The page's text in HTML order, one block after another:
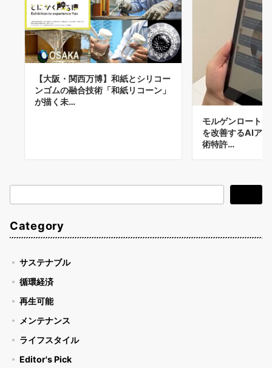
【大阪・関西万博】和紙とシリコー
ンゴムの融合技術「和紙リコーン」
が描く未…
モルゲンロート
を改善するAIア
術特許…
索
Category
サステナブル
循環経済
再生可能
メンテナンス
ライフスタイル
Editor's Pick